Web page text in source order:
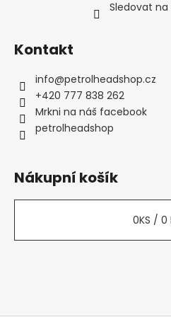
Sledovat
Kontakt
info@petrolheadshop.cz
+420 777 838 262
Mrkni na náš facebook
petrolheadshop
Nákupní košík
0KS / 0